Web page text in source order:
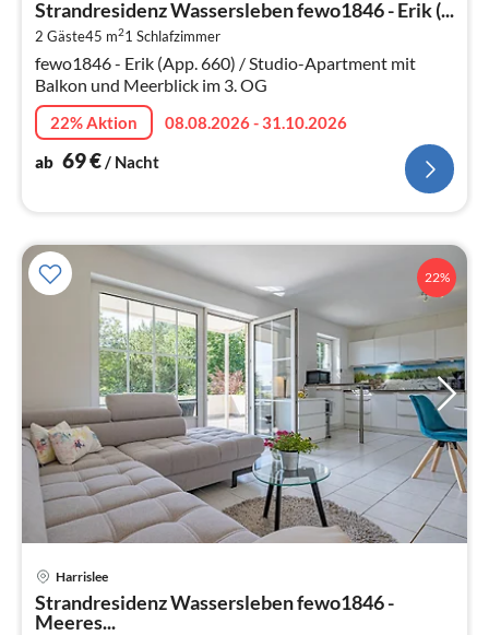
Strandresidenz Wassersleben fewo1846 - Erik (...
2 Gäste45 m21 Schlafzimmer
fewo1846 - Erik (App. 660) / Studio-Apartment mit
Balkon und Meerblick im 3. OG
22% Aktion
08.08.2026 - 31.10.2026
ab 69€/ Nacht
22%
Harrislee
Strandresidenz Wassersleben fewo1846 -
Meeres...